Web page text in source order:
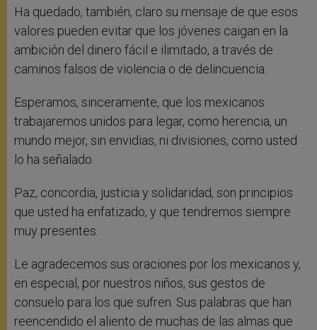
Ha quedado, también, claro su mensaje de que esos
valores pueden evitar que los jóvenes caigan en la
ambición del dinero fácil e ilimitado, a través de
caminos falsos de violencia o de delincuencia.
Esperamos, sinceramente, que los mexicanos
trabajaremos unidos para legar, como herencia, un
mundo mejor, sin envidias, ni divisiones, como usted
lo ha señalado.
Paz, concordia, justicia y solidaridad, son principios
que usted ha enfatizado, y que tendremos siempre
muy presentes.
Le agradecemos sus oraciones por los mexicanos y,
en especial, por nuestros niños, sus gestos de
consuelo para los que sufren. Sus palabras que han
reencendido el aliento de muchas de las almas que